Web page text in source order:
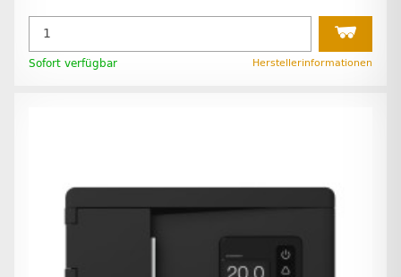
Sofort verfügbar Herstellerinformationen